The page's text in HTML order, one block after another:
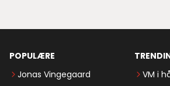
POPULÆRE
Jonas Vingegaard
VM i